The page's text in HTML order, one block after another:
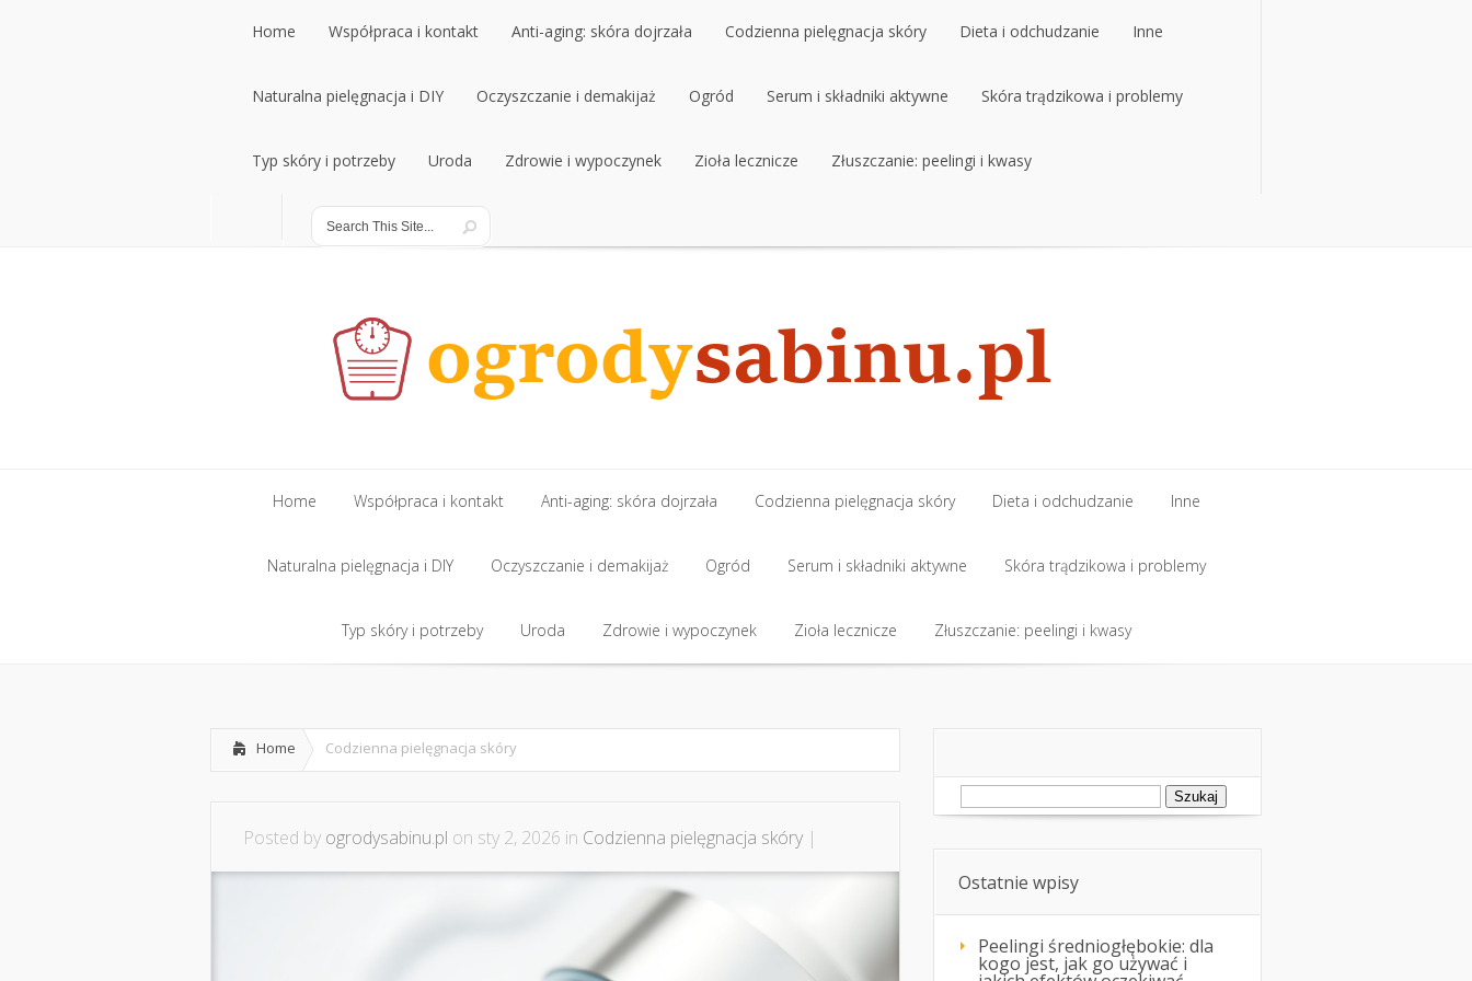
Home
Home
Współpraca i kontakt
Współpraca i kontakt
Anti-aging: skóra dojrzała
Anti-aging: skóra dojrzała
Codzienna pielęgnacja skóry
Codzienna pielęgnacja skóry
Dieta i odchudzanie
Dieta i odchudzanie
Inne
Inne
Naturalna pielęgnacja i DIY
Naturalna pielęgnacja i DIY
Oczyszczanie i demakijaż
Oczyszczanie i demakijaż
Ogród
Ogród
Serum i składniki aktywne
Serum i składniki aktywne
Skóra trądzikowa i problemy
Skóra trądzikowa i problemy
Typ skóry i potrzeby
Typ skóry i potrzeby
Uroda
Uroda
Zdrowie i wypoczynek Zioła lecznicze Złuszczanie: peelingi i kwasy
Home
Home
Współpraca i kontakt
Współpraca i kontakt
Anti-aging: skóra dojrzała
Anti-aging: skóra dojrzała
Codzienna pielęgnacja skóry
Codzienna pielęgnacja skóry
Dieta i odchudzanie
Dieta i odchudzanie
Inne
Inne
Naturalna pielęgnacja i DIY
Naturalna pielęgnacja i DIY
Oczyszczanie i demakijaż
Oczyszczanie i demakijaż
Ogród
Ogród
Serum i składniki aktywne
Serum i składniki aktywne
Skóra trądzikowa i problemy
Skóra trądzikowa i problemy
Typ skóry i potrzeby Uroda Zdrowie i wypoczynek Zioła lecznicze Złuszczanie: peelingi i kwasy
Home Codzienna pielęgnacja skóry
Posted by ogrodysabinu.pl on sty 2, 2026 in Codzienna pielęgnacja skóry|
Szukaj:
Ostatnie wpisy
Peelingi średniogłębokie: dla
kogo jest, jak go używać i